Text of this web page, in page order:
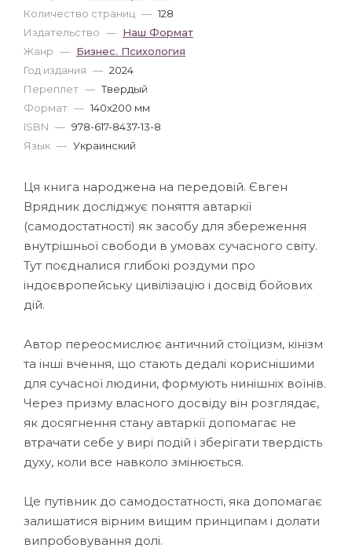
Количество страниц — 128
Издательство — Наш Формат
Жанр — Бизнес. Психология
Год издания — 2024
Переплет — Твердый
Формат — 140x200 мм
ISBN — 978-617-8437-13-8
Язык — Украинский
Ця книга народжена на передовій. Євген
Врядник досліджує поняття автаркії
(самодостатності) як засобу для збереження
внутрішньої свободи в умовах сучасного світу.
Тут поєдналися глибокі роздуми про
індоєвропейську цивілізацію і досвід бойових
дій.
Автор переосмислює античний стоїцизм, кінізм
та інші вчення, що стають дедалі кориснішими
для сучасної людини, формують нинішніх воїнів.
Через призму власного досвіду він розглядає,
як досягнення стану автаркії допомагає не
втрачати себе у вирі подій і зберігати твердість
духу, коли все навколо змінюється.
Це путівник до самодостатності, яка допомагає
залишатися вірним вищим принципам і долати
випробовування долі.